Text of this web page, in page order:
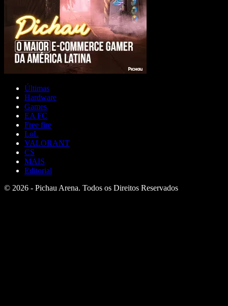
Últimas
Hardware
Games
EA FC
Free fire
LoL
VALORANT
CS
MAIS
Editorial
© 2026 - Pichau Arena. Todos os Direitos Reservados